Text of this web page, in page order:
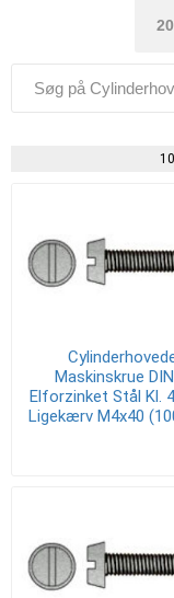
Maskinskrue
Elforzinket Stål Kl.
Ligekærv M4x40